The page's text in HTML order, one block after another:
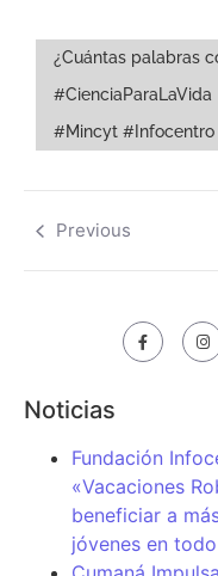
¿Cuántas palabras
#CienciaParaLaVida
#Mincyt
Previous
Noticias
Fundación
«Vacaciones
beneficiar a
jóvenes en